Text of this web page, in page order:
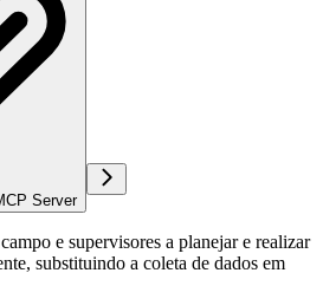
Server
e supervisores a planejar e realizar
substituindo a coleta de dados em